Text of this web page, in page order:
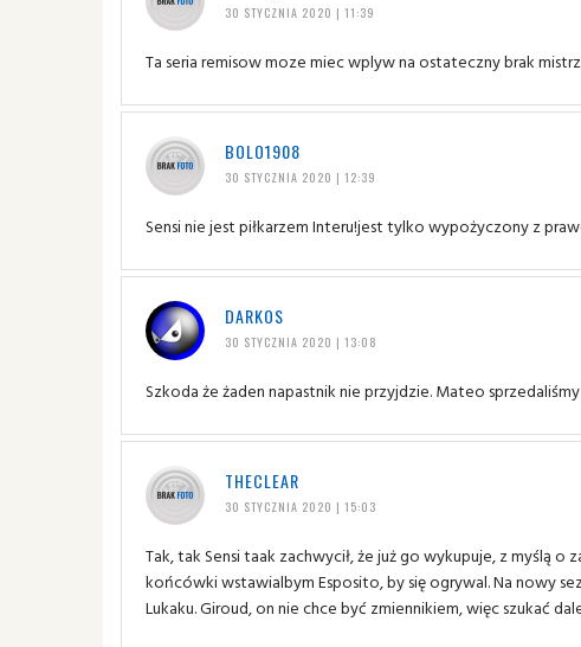
30 STYCZNIA 2020 | 11:39
Ta seria remisow moze miec wplyw na ostateczny brak
BOLO1908
30 STYCZNIA 2020 | 12:39
Sensi nie jest piłkarzem Interu!jest tylko wypożyczony z
DARKOS
30 STYCZNIA 2020 | 13:08
Szkoda że żaden napastnik nie przyjdzie. Mateo
THECLEAR
30 STYCZNIA 2020 | 15:03
Tak, tak Sensi taak zachwycił, że już go wykupuje, z myślą
końcówki wstawialbym Esposito, by się ogrywal. Na nowy
Lukaku. Giroud, on nie chce być zmiennikiem, więc szukać